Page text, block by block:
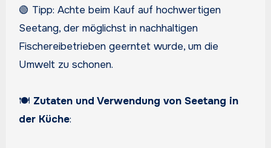
🟢 Tipp: Achte beim Kauf auf hochwertigen
Seetang, der möglichst in nachhaltigen
Fischereibetrieben geerntet wurde, um die
Umwelt zu schonen.
🍽️ Zutaten und Verwendung von Seetang in
der Küche: